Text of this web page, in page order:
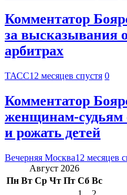
Комментатор
за высказывания
арбитрах
ТАСС12 месяцев спустя 0
Комментатор
женщинам-судьям
и рожать детей
Вечерняя Москва12 месяцев
Август 2026
Пн Вт Ср Чт Пт Сб Вс